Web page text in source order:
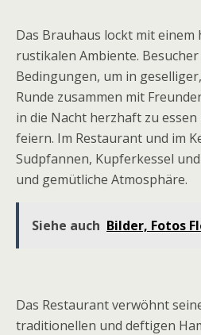
Das Brauhaus lockt mit einem
rustikalen Ambiente.
Bedingungen, um in
Runde zusammen mit
in die Nacht herzhaft zu
feiern. Im Restaurant und im
Sudpfannen, Kupferkessel
und gemütliche Atmosphäre.
Siehe auch Bilder, Fotos
Das Restaurant verwöhnt
traditionellen und deftigen